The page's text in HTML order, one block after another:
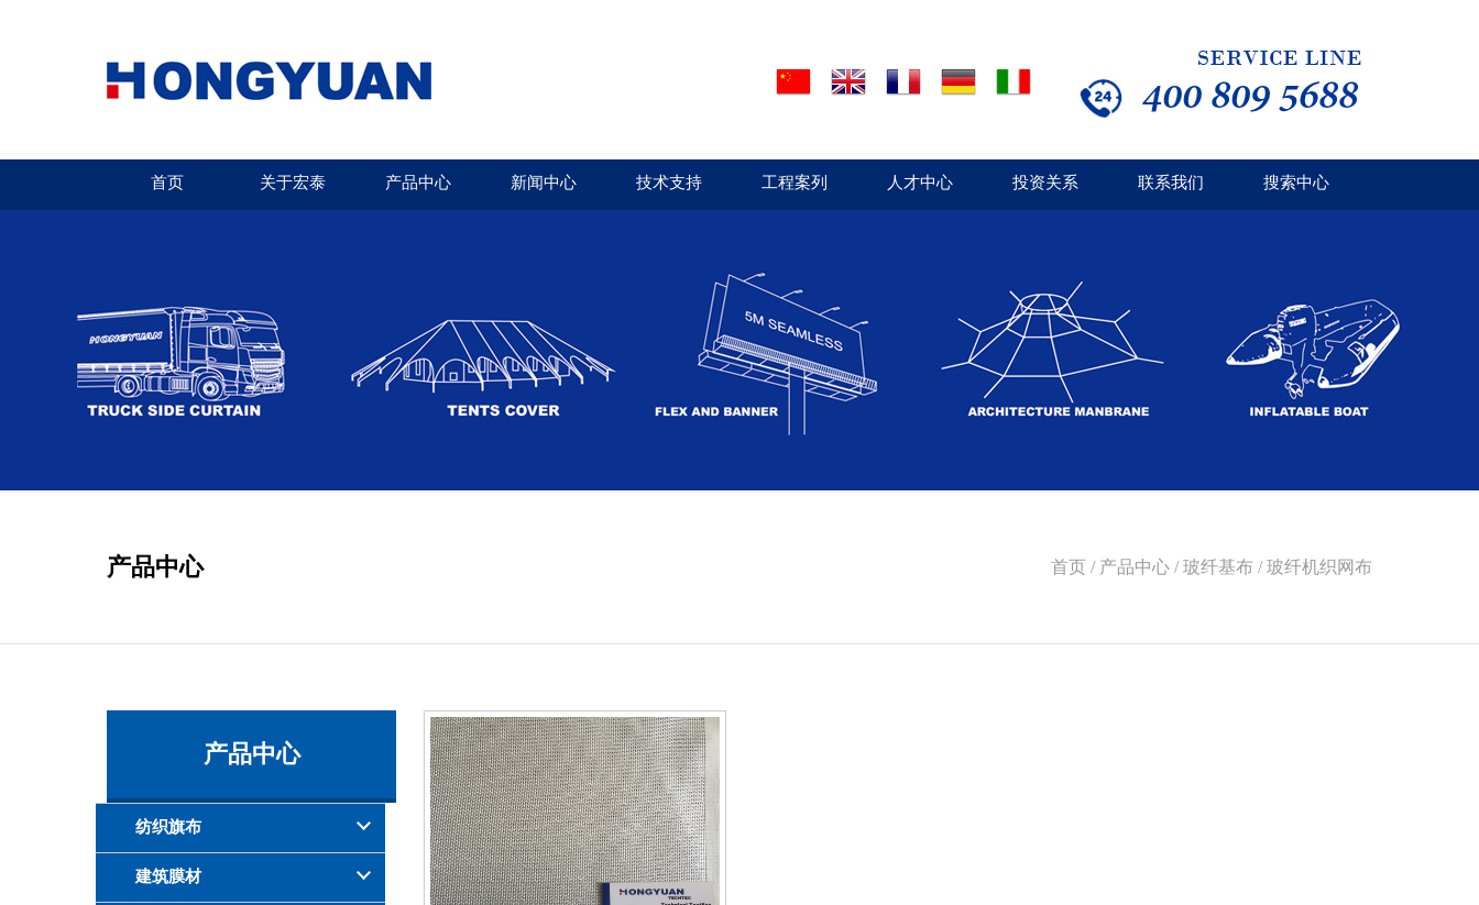
首页 关于宏泰 产品中心 新闻中心 技术支持 工程案列 人才中心 投资关系 联系我们 搜索中心
产品中心 首页 / 产品中心 / 玻纤基布 / 玻纤机织网布
产品中心
纺织旗布
建筑膜材